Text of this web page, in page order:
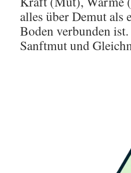
alles über Demut
Boden verbunden
Sanftmut und